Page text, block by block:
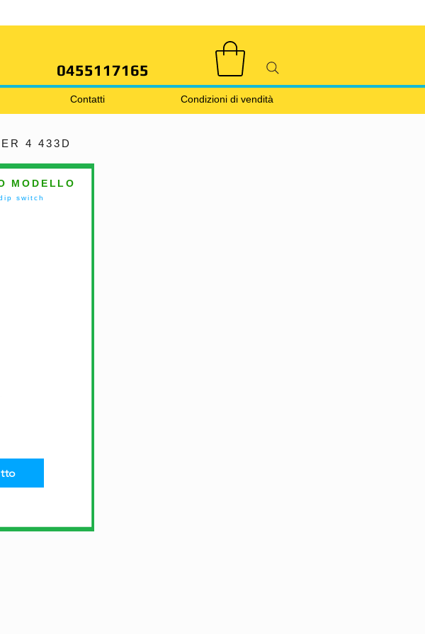
0455117165
Condizioni di vendità
Contatti
4 433D
MODELLO
switch